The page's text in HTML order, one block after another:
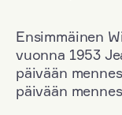
Ensimmäinen
vuonna 1953
päivään
päivään